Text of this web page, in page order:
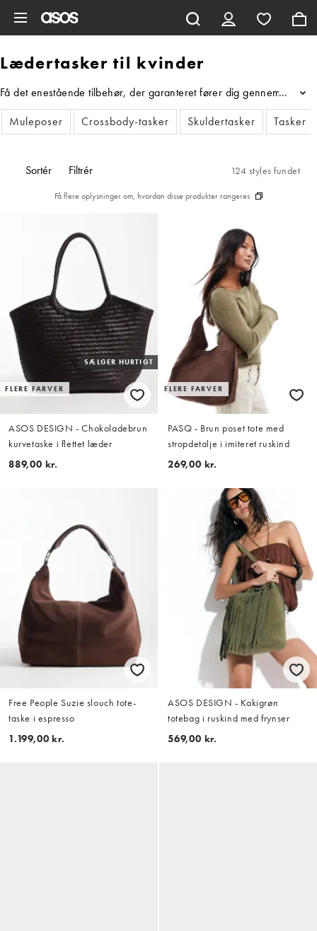
Lædertasker til kvinder
Få det enestående tilbehør, der garanteret fører dig gennem...
Muleposer
Crossbody-tasker Skuldertasker Tasker
Sortér Filtrér 124 styles fundet
Få flere oplysninger om, hvordan disse produkter rangeres
FLERE FARVER
SÆLGER HURTIGT
ASOS DESIGN - Chokoladebrun
kurvetaske i flettet læder
889,00 kr.
FLERE FARVER
PASQ - Brun poset tote med
stropdetalje i imiteret ruskind
269,00 kr.
Free People Suzie slouch tote-
taske i espresso
1.199,00 kr.
ASOS DESIGN - Kakigrøn
totebag i ruskind med frynser
569,00 kr.